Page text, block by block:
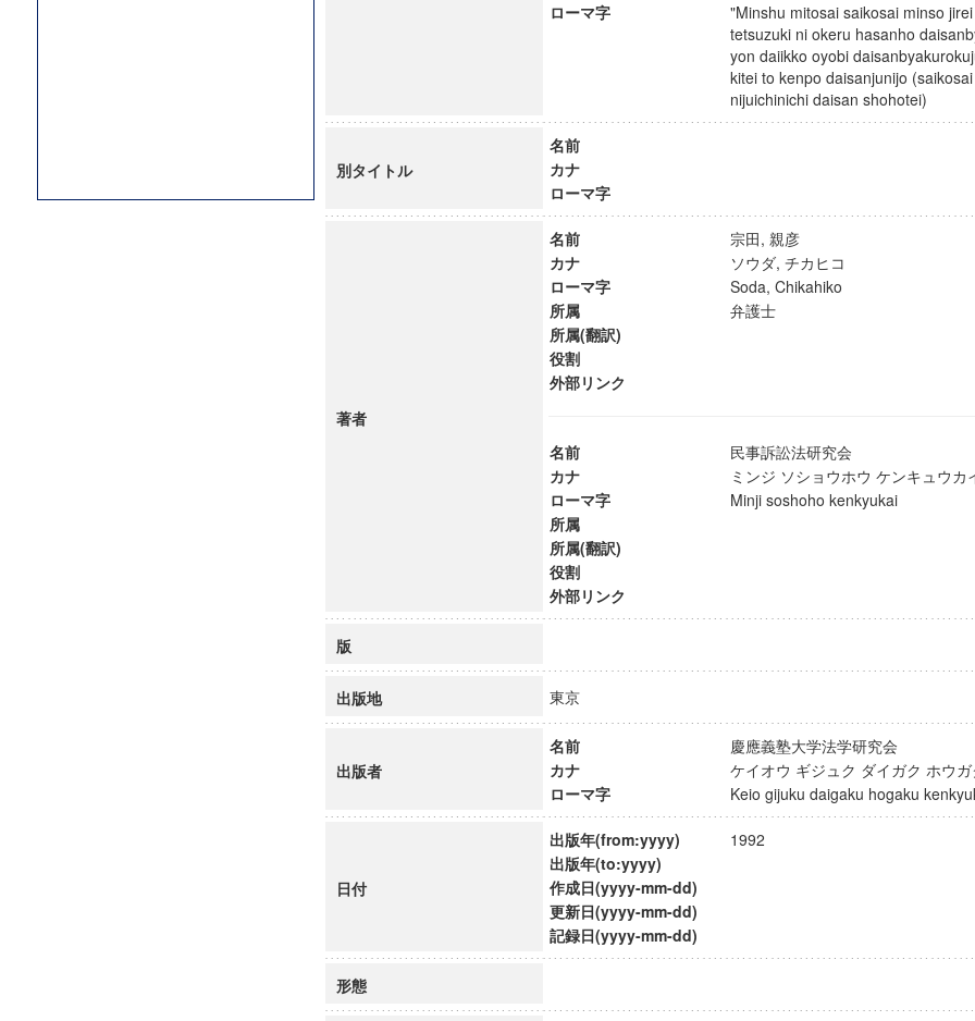
ローマ字
"Minshu mitosai saikosai minso
tetsuzuki ni okeru hasanho
yon daiikko oyobi
kitei to kenpo daisanjunijo
nijuichinichi daisan shohotei)
別タイトル
名前
カナ
ローマ字
著者
名前
宗田, 親彦
カナ
ソウダ, チカヒコ
ローマ字
Soda, Chikahiko
所属
弁護士
所属(翻訳)
役割
外部リンク
名前
民事訴訟法研究会
カナ
ミンジ ソショウホウ ケンキュウ
ローマ字
Minji soshoho kenkyukai
所属
所属(翻訳)
役割
外部リンク
版
出版地 東京
出版者
名前
慶應義塾大学法学研究会
カナ
ケイオウ ギジュク ダイガク ホウ
ローマ字
Keio gijuku daigaku hogaku
日付
出版年(from:yyyy)
1992
出版年(to:yyyy)
作成日(yyyy-mm-dd)
更新日(yyyy-mm-dd)
記録日(yyyy-mm-dd)
形態